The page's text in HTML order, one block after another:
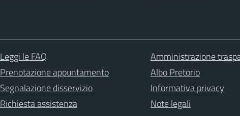
Leggi le FAQ
Prenotazione appuntamento
Segnalazione disservizio
Richiesta assistenza
Amministrazione
Albo Pretorio
Informativa privacy
Note legali